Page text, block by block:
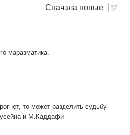
Сначала новые
маразматика.
то может разделить судьбу
и М.Каддафи